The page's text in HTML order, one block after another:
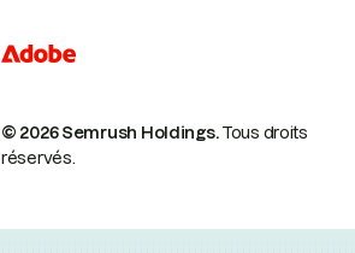
© 2026 Semrush Holdings.Tous droits
réservés.